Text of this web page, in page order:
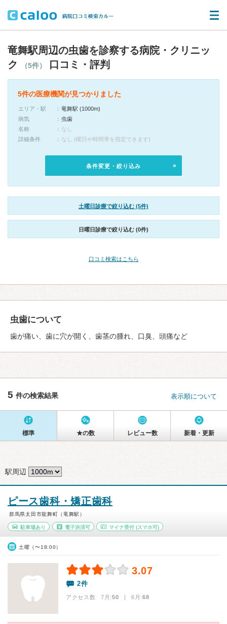
竜舞駅周辺の虫歯を診察する病院・クリニッ
ク
（5件） 口コミ・評判
5件の医療機関が見つかりました
エリア・駅
竜舞駅 (1000m)
病気
虫歯
名称
なし
詳細条件
なし (曜日や時間帯を指定できます)
条件変更・絞り込み
土曜日診療で絞り込む (5件)
日曜日診療で絞り込む (0件)
口コミ検索はこちら
虫歯について
歯が痛い、歯に穴が開く、歯茎の腫れ、口臭、頭痛など
5 件の検索結果 表示順について
標準 ★の数 レビュー数 新着・更新
駅周辺
ピース歯科・矯正歯科
群馬県太田市龍舞町（竜舞駅）
駐車場あり 電子決済可 マイナ受付 (スマホ可)
土曜（〜18:00）
3.07
2件
アクセス数 7月:50 | 6月:68